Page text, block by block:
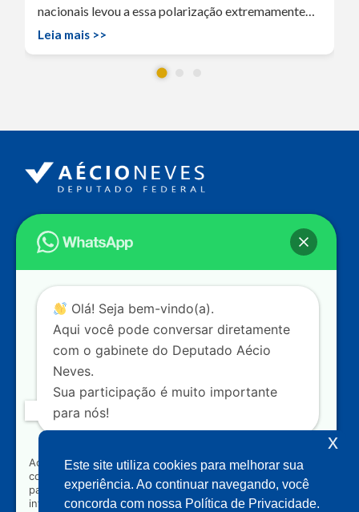
nacionais levou a essa polarização extremamente…
Leia mais >>
Endereço
Câmara dos Deputados
Ed. Principal, Ala C – Gabinete
Contato
dep.aecioneves@camara.leg.br
+55 (61) 3215-5964
+55 (31) 3261-0121
+55 (31) 97150-0834
Nossas redes
Acompanhe o meu mandato
Olá! Seja bem-vindo(a).
Aqui você pode conversar diretamente
com o gabinete do Deputado Aécio
Neves.
Sua participação é muito importante
para nós!
Ao clicar para iniciar o contato pelo WhatsApp, você
concorda que seus dados serão utilizados exclusivamente
para atendimento relacionado às demandas, sugestões ou
informações referentes ao mandato do Deputado Aécio
Este site utiliza cookies para melhorar sua
experiência. Ao continuar navegando, você
concorda com nossa Política de Privacidade.
x